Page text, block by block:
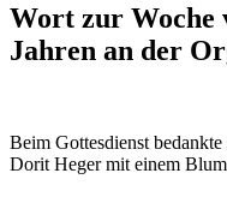
Wort zur Woche
Jahren an der
Beim Gottesdienst
Dorit Heger mit einem